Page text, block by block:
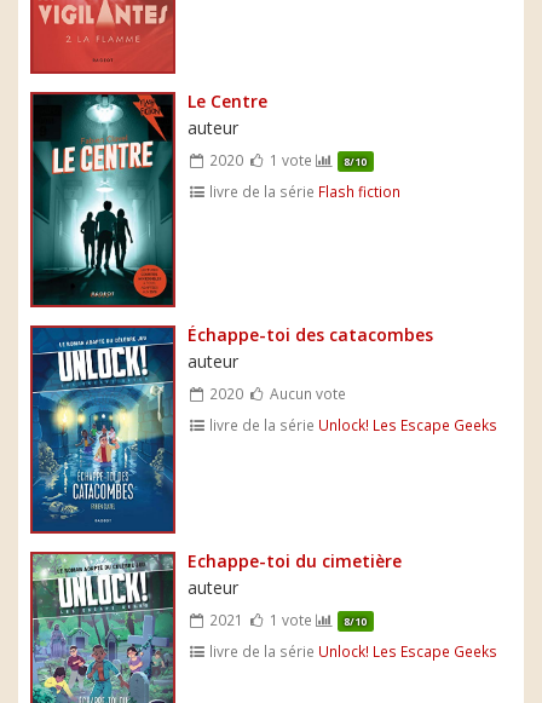
Le Centre
auteur
2020 1 vote 8/10
livre de la série Flash fiction
Échappe-toi des catacombes
auteur
2020
Aucun vote
livre de la série Unlock! Les Escape Geeks
Echappe-toi du cimetière
auteur
2021 1 vote 8/10
livre de la série Unlock! Les Escape Geeks